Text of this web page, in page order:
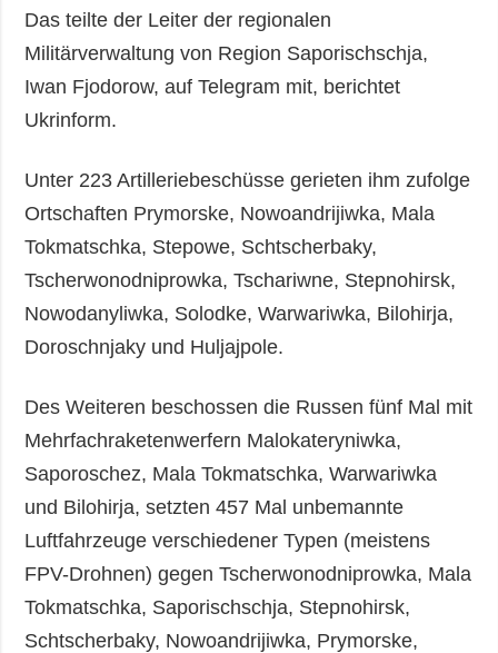
Das teilte der Leiter der regionalen
Militärverwaltung von Region Saporischschja,
Iwan Fjodorow, auf Telegram mit, berichtet
Ukrinform.
Unter 223 Artilleriebeschüsse gerieten ihm zufolge
Ortschaften Prymorske, Nowoandrijiwka, Mala
Tokmatschka, Stepowe, Schtscherbaky,
Tscherwonodniprowka, Tschariwne, Stepnohirsk,
Nowodanyliwka, Solodke, Warwariwka, Bilohirja,
Doroschnjaky und Huljajpole.
Des Weiteren beschossen die Russen fünf Mal mit
Mehrfachraketenwerfern Malokateryniwka,
Saporoschez, Mala Tokmatschka, Warwariwka
und Bilohirja, setzten 457 Mal unbemannte
Luftfahrzeuge verschiedener Typen (meistens
FPV-Drohnen) gegen Tscherwonodniprowka, Mala
Tokmatschka, Saporischschja, Stepnohirsk,
Schtscherbaky, Nowoandrijiwka, Prymorske,